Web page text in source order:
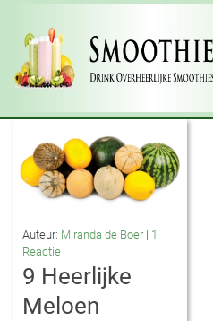
Auteur: Miranda de Boer| 1
Reactie
9 Heerlijke
Meloen